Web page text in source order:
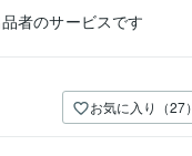
者のサービスです
お気に入り（27）